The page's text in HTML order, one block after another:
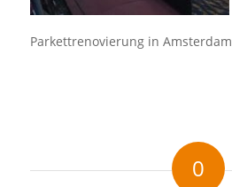
Parkettrenovierung in Amsterdam
0